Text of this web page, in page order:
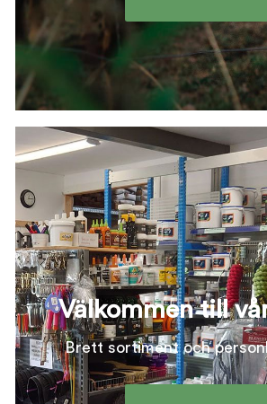
Välkommen till
Brett sortiment och